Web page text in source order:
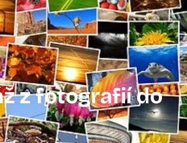
z fotografií do